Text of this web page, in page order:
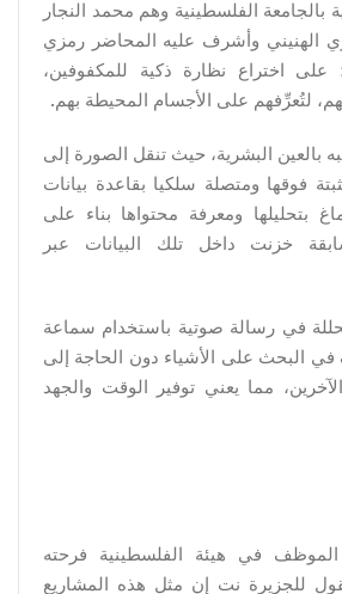
بالجامعة الفلسطينية وهم محمد النجار
الهنيني وأشرف عليه المحاضر رمزي
على اختراع نظارة ذكية للمكفوفين،
لتُعرِّفهم على الأجسام المحيطة بهم.
بالعين البشرية، حيث تنقل الصورة إلى
فوقها ومتصلة سلكيا بقاعدة بيانات
بتحليلها ومعرفة محتواها بناء على
خزنت داخل تلك البيانات عبر
في رسالة صوتية باستخدام سماعة
البحث على الأشياء دون الحاجة إلى
مما يعني توفير الوقت والجهد
في هيئة الفلسطينية فرحته
للجزيرة نت إن مثل هذه المشاريع